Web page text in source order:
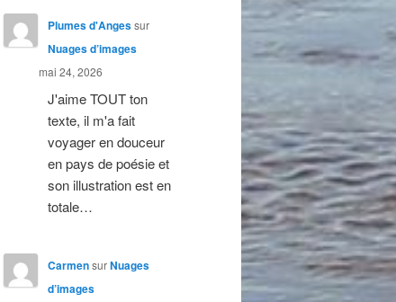
Plumes d'Angessur
Nuages d’images
mai 24, 2026
J'aime TOUT ton
texte, il m'a fait
voyager en douceur
en pays de poésie et
son illustration est en
totale…
CarmensurNuages
d’images